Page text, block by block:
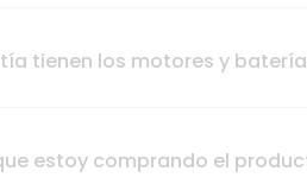
tienen los motores y
estoy comprando el